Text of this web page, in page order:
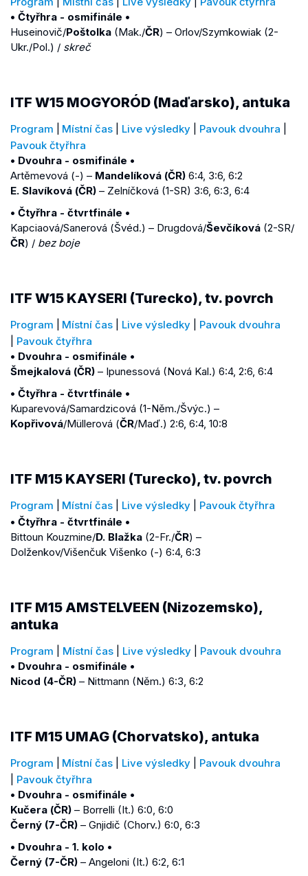
• Čtyřhra - osmifinále •
Huseinovič/Poštolka (Mak./ČR) – Orlov/Szymkowiak (2-
Ukr./Pol.) / skreč
ITF W15 MOGYORÓD (Maďarsko), antuka
Program Místní čas Live výsledky Pavouk dvouhra
Pavouk čtyřhra
• Dvouhra - osmifinále •
Artěmevová (-) – Mandelíková (ČR) 6:4, 3:6, 6:2
E. Slavíková (ČR) – Zelníčková (1-SR) 3:6, 6:3, 6:4
• Čtyřhra - čtvrtfinále •
Kapciaová/Sanerová (Švéd.) – Drugdová/Ševčíková (2-SR/
ČR) / bez boje
ITF W15 KAYSERI (Turecko), tv. povrch
Program Místní čas Live výsledky
Pavouk dvouhra
Pavouk čtyřhra
• Dvouhra - osmifinále •
Šmejkalová (ČR) – Ipunessová (Nová Kal.) 6:4, 2:6, 6:4
• Čtyřhra - čtvrtfinále •
Kuparevová/Samardzicová (1-Něm./Švýc.) –
Kopřivová/Müllerová (ČR/Maď.) 2:6, 6:4, 10:8
ITF M15 KAYSERI (Turecko), tv. povrch
Program Místní čas Live výsledky
Pavouk čtyřhra
• Čtyřhra - čtvrtfinále •
Bittoun Kouzmine/D. Blažka (2-Fr./ČR) –
Dolženkov/Višenčuk Višenko (-) 6:4, 6:3
ITF M15 AMSTELVEEN (Nizozemsko),
antuka
Program Místní čas Live výsledky
Pavouk dvouhra
• Dvouhra - osmifinále •
Nicod (4-ČR) – Nittmann (Něm.) 6:3, 6:2
ITF M15 UMAG (Chorvatsko), antuka
Program Místní čas Live výsledky
Pavouk dvouhra
Pavouk čtyřhra
• Dvouhra - osmifinále •
Kučera (ČR) – Borrelli (It.) 6:0, 6:0
Černý (7-ČR) – Gnjidič (Chorv.) 6:0, 6:3
• Dvouhra - 1. kolo •
Černý (7-ČR) – Angeloni (It.) 6:2, 6:1